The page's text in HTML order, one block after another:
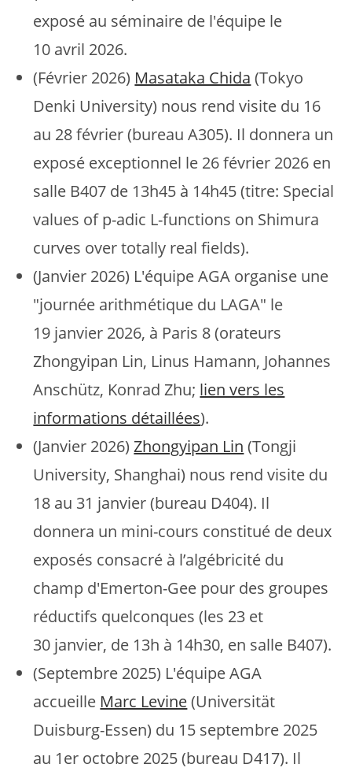
exposé au séminaire de l'équipe le
10 avril 2026.
(Février 2026) Masataka Chida (Tokyo
Denki University) nous rend visite du 16
au 28 février (bureau A305). Il donnera un
exposé exceptionnel le 26 février 2026 en
salle B407 de 13h45 à 14h45 (titre: Special
values of p-adic L-functions on Shimura
curves over totally real fields).
(Janvier 2026) L'équipe AGA organise une
"journée arithmétique du LAGA" le
19 janvier 2026, à Paris 8 (orateurs
Zhongyipan Lin, Linus Hamann, Johannes
Anschütz, Konrad Zhu; lien vers les
informations détaillées).
(Janvier 2026)Zhongyipan Lin (Tongji
University, Shanghai) nous rend visite du
18 au 31 janvier (bureau D404). Il
donnera un mini-cours constitué de deux
exposés consacré à l’algébricité du
champ d'Emerton-Gee pour des groupes
réductifs quelconques (les 23 et
30 janvier, de 13h à 14h30, en salle B407).
(Septembre 2025) L'équipe AGA
accueille Marc Levine(Universität
Duisburg-Essen) du 15 septembre 2025
au 1er octobre 2025 (bureau D417). Il